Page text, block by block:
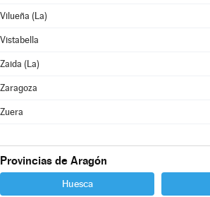
Vilueña (La)
Vistabella
Zaida (La)
Zaragoza
Zuera
Provincias de Aragón
Huesca